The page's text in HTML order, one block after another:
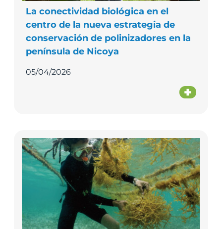
La conectividad biológica en el
centro de la nueva estrategia de
conservación de polinizadores en la
península de Nicoya
05/04/2026